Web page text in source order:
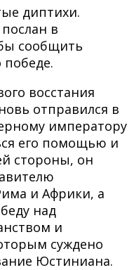
диптихи.
в
сообщить
восстания
отправился в
императору
его помощью и
стороны, он
и Африки, а
над
и
суждено
Юстиниана.